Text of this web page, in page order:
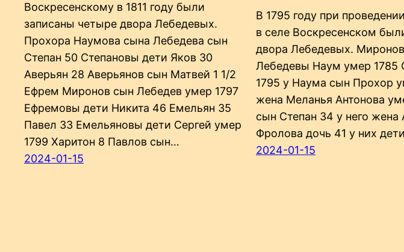
Воскресенскому в 1811 году были
записаны четыре двора Лебедевых.
Прохора Наумова сына Лебедева сын
Степан 50 Степановы дети Яков 30
Аверьян 28 Аверьянов сын Матвей 1 1/2
Ефрем Миронов сын Лебедев умер 1797
Ефремовы дети Никита 46 Емельян 35
Павел 33 Емельяновы дети Сергей умер
1799 Харитон 8 Павлов сын…
2024-01-15
В 1795 году при
в селе Воскресенском
двора Лебедевых.
Лебедевы Наум умер 1785
1795 у Наума сын Прохор
жена Меланья Антонова
сын Степан 34 у него жена
Фролова дочь 41 у них
2024-01-15